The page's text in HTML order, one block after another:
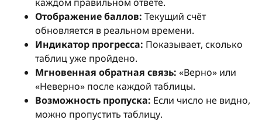
Отображение баллов: Текущий счёт
обновляется в реальном времени.
Индикатор прогресса: Показывает, сколько
таблиц уже пройдено.
Мгновенная обратная связь: «Верно» или
«Неверно» после каждой таблицы.
Возможность пропуска: Если число не видно,
можно пропустить таблицу.